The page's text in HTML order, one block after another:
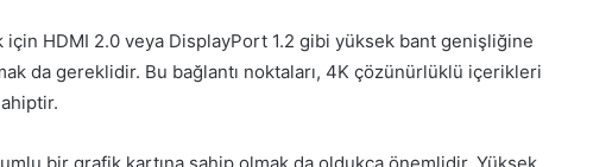
için HDMI 2.0 veya DisplayPort 1.2 gibi yüksek bant genişliğine
da gereklidir. Bu bağlantı noktaları, 4K çözünürlüklü içerikleri